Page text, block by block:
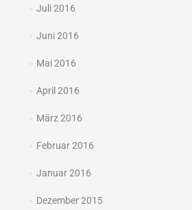
Juli 2016
Juni 2016
Mai 2016
April 2016
März 2016
Februar 2016
Januar 2016
Dezember 2015